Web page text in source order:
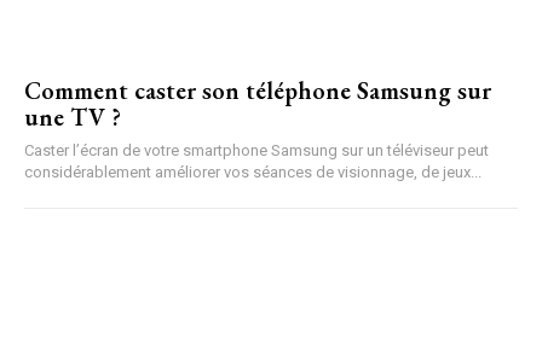
Comment caster son téléphone Samsung sur
une TV ?
Caster l’écran de votre smartphone Samsung sur un téléviseur peut
considérablement améliorer vos séances de visionnage, de jeux...